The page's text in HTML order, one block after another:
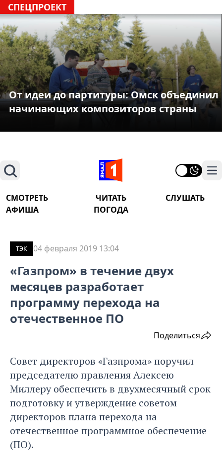
СПЕЦПРОЕКТ
От идеи до партитуры: Омск объединил
начинающих композиторов страны
Поиск
СМОТРЕТЬ ЧИТАТЬ
СЛУШАТЬ
АФИША
ПОГОДА
ТЭК 04 февраля 2019 13:04
«Газпром» в течение двух
месяцев разработает
программу перехода на
отечественное ПО
Поделиться
Совет директоров «Газпрома» поручил
председателю правления Алексею
Миллеру обеспечить в двухмесячный срок
подготовку и утверждение советом
директоров плана перехода на
отечественное программное обеспечение
(ПО).